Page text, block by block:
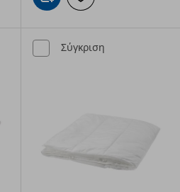
Σύγκριση